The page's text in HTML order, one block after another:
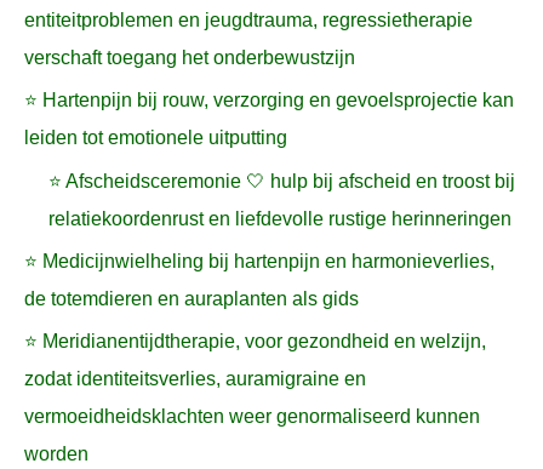
entiteitproblemen en jeugdtrauma, regressietherapie
verschaft toegang het onderbewustzijn
⭐ Hartenpijn bij rouw, verzorging en gevoelsprojectie kan
leiden tot emotionele uitputting
⭐ Afscheidsceremonie 🤍 hulp bij afscheid en troost bij
relatiekoordenrust en liefdevolle rustige herinneringen
⭐ Medicijnwielheling bij hartenpijn en harmonieverlies,
de totemdieren en auraplanten als gids
⭐ Meridianentijdtherapie, voor gezondheid en welzijn,
zodat identiteitsverlies, auramigraine en
vermoeidheidsklachten weer genormaliseerd kunnen
worden